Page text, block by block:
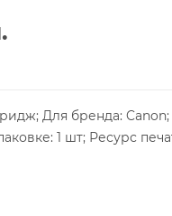
Для бренда:
1 шт; Ресурс